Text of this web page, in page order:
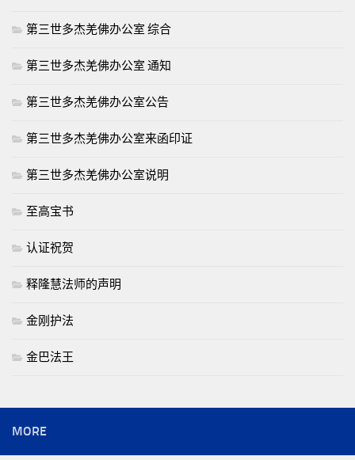
第三世多杰羌佛办公室 综合
第三世多杰羌佛办公室 通知
第三世多杰羌佛办公室公告
第三世多杰羌佛办公室来函印证
第三世多杰羌佛办公室说明
至高宝书
认证祝贺
释隆慧法师的声明
金刚护法
金巴法王
MORE